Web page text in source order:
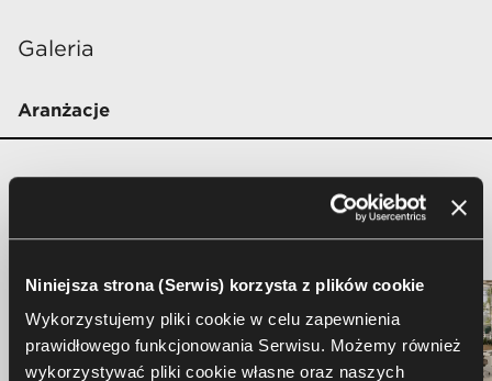
Niniejsza strona (Serwis) korzysta z plików cookie
Wykorzystujemy pliki cookie w celu zapewnienia
prawidłowego funkcjonowania Serwisu. Możemy również
wykorzystywać pliki cookie własne oraz naszych
Galeria
Aranżacje